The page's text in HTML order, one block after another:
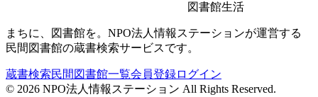
図書館生活
まちに、図書館を。NPO法人情報ステーションが運営する
民間図書館の蔵書検索サービスです。
蔵書検索民間図書館一覧会員登録ログイン
© 2026 NPO法人情報ステーション All Rights Reserved.